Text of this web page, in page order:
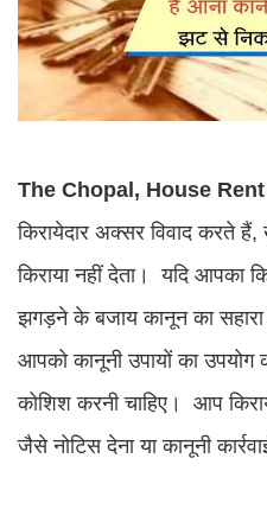
The Chopal, House
किरायेदार अक्सर विवाद करते
किराया नहीं देता। यदि आपका
झगड़ने के बजाय कानून का
आपको कानूनी उपायों का
कोशिश करनी चाहिए। आप
जैसे नोटिस देना या कानूनी